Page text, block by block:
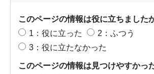
このページの情報は役に立ちました
1：役に立った
2：ふつう
3：役に立たなかった
このページの情報は見つけやすかっ